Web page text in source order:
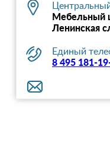
Мебельный
Ленинская
Единый
8 495 181-